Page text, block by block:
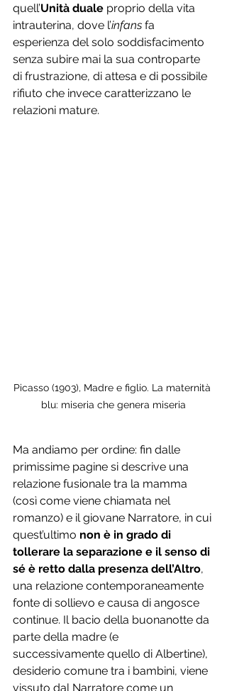
quell’Unità duale proprio della vita
intrauterina, dove l’infans fa
esperienza del solo soddisfacimento
senza subire mai la sua controparte
di frustrazione, di attesa e di possibile
rifiuto che invece caratterizzano le
relazioni mature.
Picasso (1903), Madre e figlio. La maternità
blu: miseria che genera miseria
Ma andiamo per ordine: fin dalle
primissime pagine si descrive una
relazione fusionale tra la mamma
(così come viene chiamata nel
romanzo) e il giovane Narratore, in cui
quest’ultimo non è in grado di
tollerare la separazione e il senso di
sé è retto dalla presenza dell’Altro,
una relazione contemporaneamente
fonte di sollievo e causa di angosce
continue. Il bacio della buonanotte da
parte della madre (e
successivamente quello di Albertine),
desiderio comune tra i bambini, viene
vissuto dal Narratore come un